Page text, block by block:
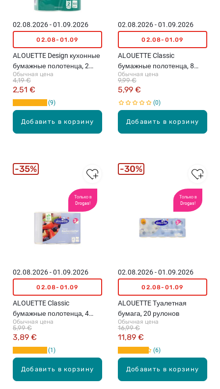
Добавить в корзину
02.08.2026 - 01.09.2026
02.08-01.09
ALOUETTE Design кухонные
бумажные полотенца, 2
рулона
Обычная цена
2,51 €
4,19 €
9
Добавить в корзину
02.08.2026 - 01.09.2026
02.08-01.09
ALOUETTE Classic
бумажные полотенца, 8
рулона (3 слоя)
Обычная цена
5,99 €
9,99 €
0
Только в
Drogas!
Добавить в корзину
02.08.2026 - 01.09.2026
02.08-01.09
ALOUETTE Classic
бумажные полотенца, 4
рулона
Обычная цена
3,89 €
5,99 €
1
35%
Только в
Drogas!
Добавить в корзину
02.08.2026 - 01.09.2026
02.08-01.09
ALOUETTE Tуалетная
бумага, 20 рулонов
Обычная цена
11,89 €
16,99 €
6
30%